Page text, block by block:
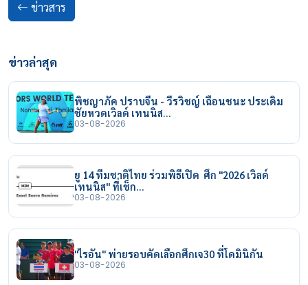
ข่าวสาร
ข่าวล่าสุด
พิชญาภัค ปราบจีน - วีรวิชญ์ เฉือนชนะ ประเดิม
ชัยหวดเวิลด์ เทนนิส…
03-08-2026
ยู 14 ทีมชาติไทย ร่วมพิธีเปิด ศึก "2026 เวิลด์
เทนนิส" ที่เช็ก…
03-08-2026
"ไรอัน" พ่ายรอบคัดเลือกศึกเจ30 ที่โดมินิกัน
03-08-2026